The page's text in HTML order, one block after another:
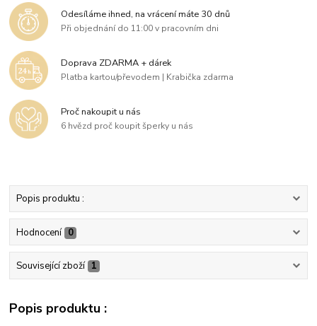
Odesíláme ihned, na vrácení máte 30 dnů
Při objednání do 11:00 v pracovním dni
Doprava ZDARMA + dárek
Platba kartou/převodem | Krabička zdarma
Proč nakoupit u nás
6 hvězd proč koupit šperky u nás
Popis produktu :
Hodnocení 0
Související zboží 1
Popis produktu :